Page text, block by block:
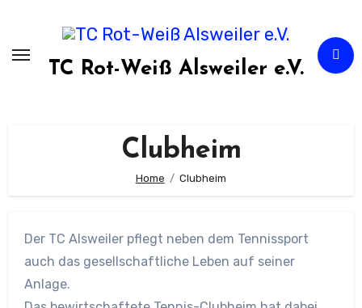
springen
TC Rot-Weiß Alsweiler e.V.
Clubheim
Home Clubheim
Der TC Alsweiler pflegt neben dem Tennissport
auch das gesellschaftliche Leben auf seiner
Anlage.